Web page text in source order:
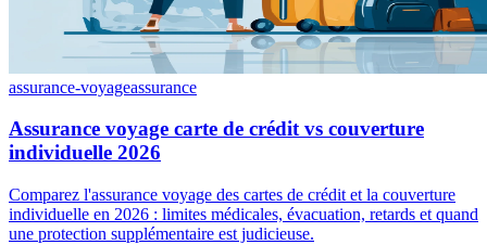
assurance-voyageassurance
Assurance voyage carte de crédit vs couverture
individuelle 2026
Comparez l'assurance voyage des cartes de crédit et la couverture
individuelle en 2026 : limites médicales, évacuation, retards et quand
une protection supplémentaire est judicieuse.